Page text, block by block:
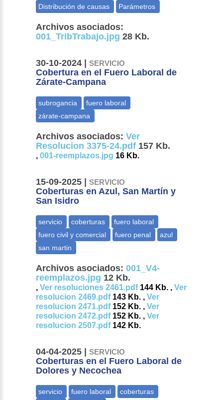
Archivos asociados:
001_TribTrabajo.jpg 28 Kb.
30-10-2024 |SERVICIO
Cobertura en el Fuero Laboral de
Zárate-Campana
Archivos asociados: Ver
Resolucion 3375-24.pdf 157 Kb.
,001-reemplazos.jpg 16 Kb.
15-09-2025 |SERVICIO
Coberturas en Azul, San Martín y
San Isidro
Archivos asociados: 001_V4-
reemplazos.jpg 12 Kb.
,Ver resoluciones 2461.pdf144 Kb. ,Ver
resolucion 2469.pdf143 Kb. ,Ver
resolucion 2471.pdf152 Kb. ,Ver
resolucion 2472.pdf152 Kb. ,Ver
resolucion 2507.pdf142 Kb.
04-04-2025 |SERVICIO
Coberturas en el Fuero Laboral de
Dolores y Necochea